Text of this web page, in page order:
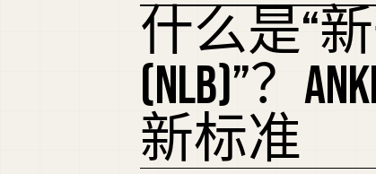
什么是“
(NLB)”？
新标准